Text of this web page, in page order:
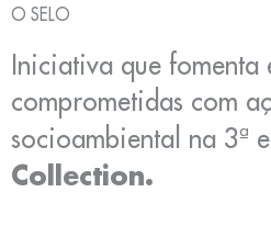
O SELO
Iniciativa que fomenta
comprometidas com
socioambiental na 3ª
Collection.